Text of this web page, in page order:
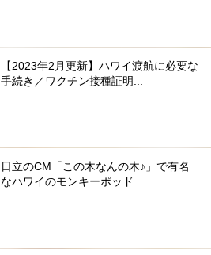
【2023年2月更新】ハワイ渡航に必要な
手続き／ワクチン接種証明...
日立のCM「この木なんの木♪」で有名
なハワイのモンキーポッド